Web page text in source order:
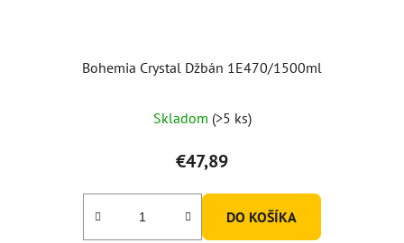
Bohemia Crystal Džbán 1E470/1500ml
Skladom (>5 ks)
€47,89
DO KOŠÍKA